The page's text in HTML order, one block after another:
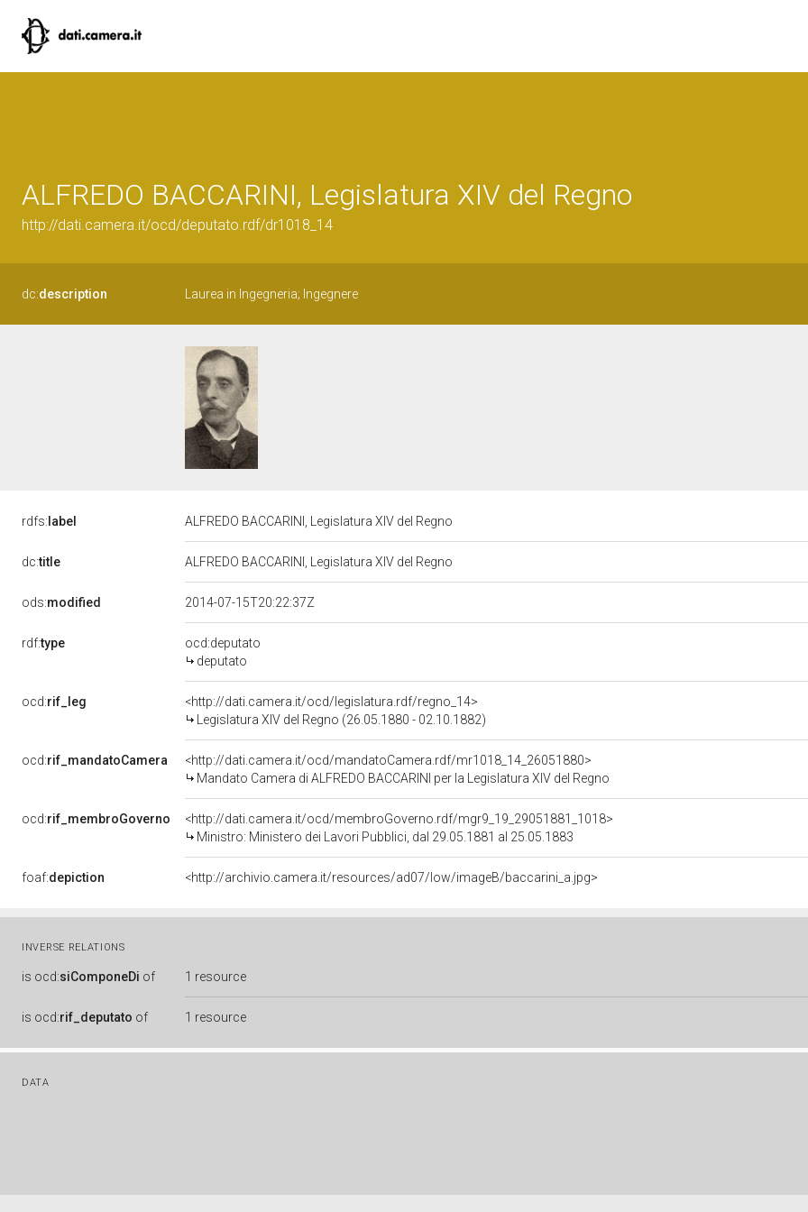
ALFREDO BACCARINI, Legislatura XIV del Regno
http://dati.camera.it/ocd/deputato.rdf/dr1018_14
dc:description Laurea in Ingegneria; Ingegnere
rdfs: label ALFREDO BACCARINI, Legislatura XIV del Regno
dc:title ALFREDO BACCARINI, Legislatura XIV del Regno
ods:modified 2014-07-15T20:22:37Z
rdf:type
ocd:deputato
deputato
ocd:rif_leg
<http://dati.camera.it/ocd/legislatura.rdf/regno_14>
Legislatura XIV del Regno (26.05.1880 - 02.10.1882)
ocd:rif_mandatoCamera
<http://dati.camera.it/ocd/mandatoCamera.rdf/mr1018_14_26051880>
Mandato Camera di ALFREDO BACCARINI per la Legislatura XIV del Regno
ocd:rif_membroGoverno
<http://dati.camera.it/ocd/membroGoverno.rdf/mgr9_19_29051881_1018>
Ministro: Ministero dei Lavori Pubblici, dal 29.05.1881 al 25.05.1883
foaf:depiction <http://archivio.camera.it/resources/ad07/low/imageB/baccarini_a.jpg>
INVERSE RELATIONS
is ocd:siComponeDi of 1 resource
is ocd:rif_deputato of 1 resource
DATA